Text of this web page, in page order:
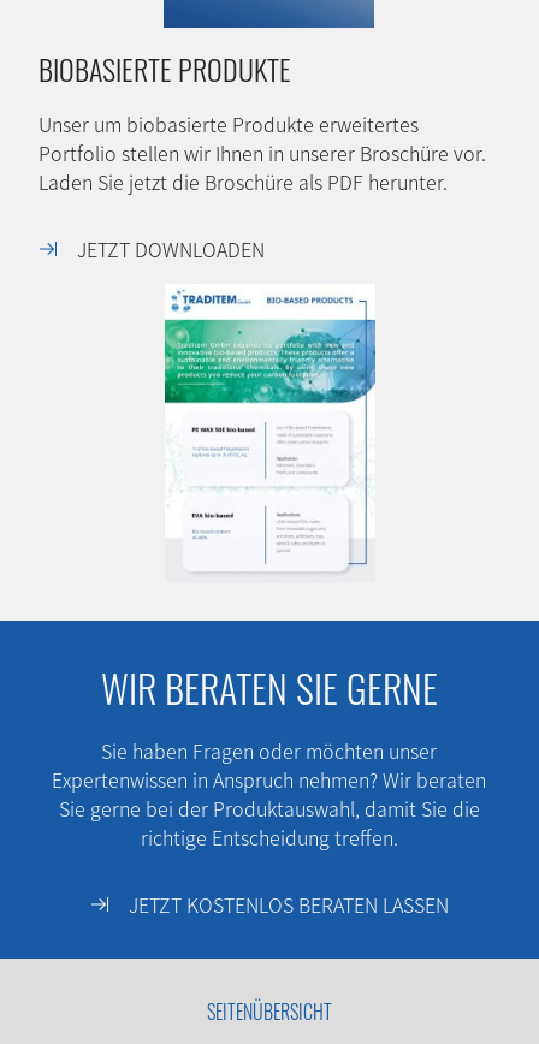
BIOBASIERTE PRODUKTE
Unser um biobasierte Produkte erweitertes
Portfolio stellen wir Ihnen in unserer Broschüre vor.
Laden Sie jetzt die Broschüre als PDF herunter.
JETZT DOWNLOADEN
WIR BERATEN SIE GERNE
Sie haben Fragen oder möchten unser
Expertenwissen in Anspruch nehmen? Wir beraten
Sie gerne bei der Produktauswahl, damit Sie die
richtige Entscheidung treffen.
JETZT KOSTENLOS BERATEN LASSEN
SEITENÜBERSICHT